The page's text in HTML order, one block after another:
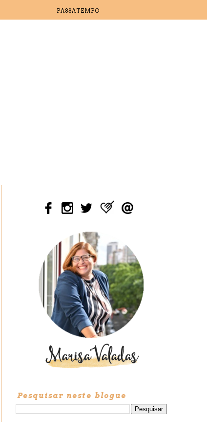
PASSATEMPO
Pesquisar neste blogue